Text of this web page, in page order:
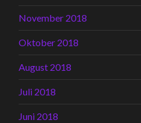
November 2018
Oktober 2018
August 2018
Juli 2018
Juni 2018